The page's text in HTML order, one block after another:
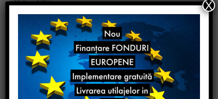
Malkan MEK40-40kw
Malkan MEK50-50kw
Malkan MEK60-60 kw
Malkan MEK80-80-kw
Malkan MEK100-100kw
Specificatii tehnice :
Sistem generator abur full automatMalkandiferite puteri 20-
X